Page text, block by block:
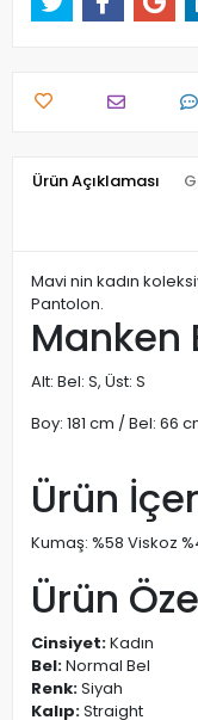
Ürün Açıklaması
Mavi nin kadın
Pantolon.
Manken
Alt: Bel: S, Üst: S
Boy: 181 cm / Bel: 66
Ürün
Kumaş: %58 Viskoz
Ürün
Cinsiyet:Kadın
Bel:Normal Bel
Renk:Siyah
Kalıp:Straight